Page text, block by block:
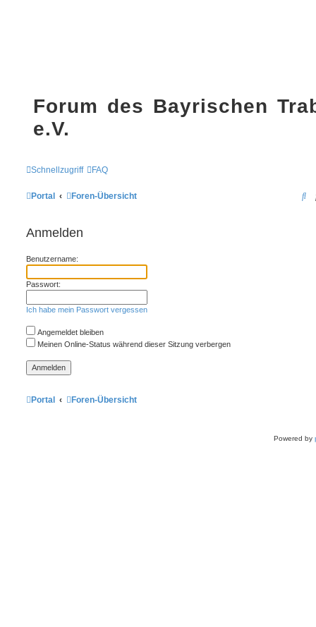
Forum des Bayrischen
e.V.
Schnellzugriff FAQ
Portal Foren-Übersicht
S
Anmelden
Benutzername:
Passwort:
Ich habe mein Passwort vergessen
Angemeldet bleiben
Meinen Online-Status während dieser Sitzung verbergen
Portal Foren-Übersicht
Powered by